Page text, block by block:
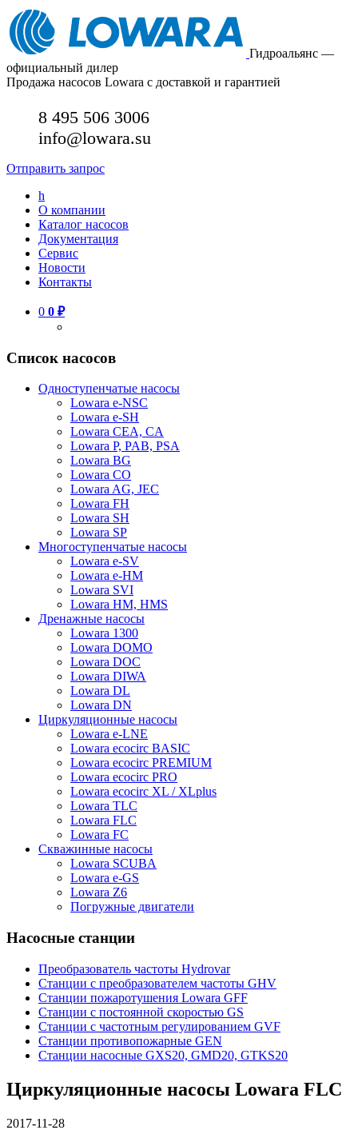
Гидроальянс —
официальный дилер
Продажа насосов Lowara с доставкой и гарантией
8 495 506 3006
info@lowara.su
Отправить запрос
h
О компании
Каталог насосов
Документация
Сервис
Новости
Контакты
0 0 ₽
Список насосов
Одноступенчатые насосы
Lowara e-NSC
Lowara e-SH
Lowara CEA, CA
Lowara P, PAB, PSA
Lowara BG
Lowara CO
Lowara AG, JEC
Lowara FH
Lowara SH
Lowara SP
Многоступенчатые насосы
Lowara e-SV
Lowara e-HM
Lowara SVI
Lowara HM, HMS
Дренажные насосы
Lowara 1300
Lowara DOMO
Lowara DOC
Lowara DIWA
Lowara DL
Lowara DN
Циркуляционные насосы
Lowara e-LNE
Lowara ecocirc BASIC
Lowara ecocirc PREMIUM
Lowara ecocirc PRO
Lowara ecocirc XL / XLplus
Lowara TLC
Lowara FLC
Lowara FC
Скважинные насосы
Lowara SCUBA
Lowara e-GS
Lowara Z6
Погружные двигатели
Насосные станции
Преобразователь частоты Hydrovar
Станции с преобразователем частоты GHV
Станции пожаротушения Lowara GFF
Станции с постоянной скоростью GS
Станции с частотным регулированием GVF
Станции противопожарные GEN
Станции насосные GXS20, GMD20, GTKS20
Циркуляционные насосы Lowara FLC
2017-11-28